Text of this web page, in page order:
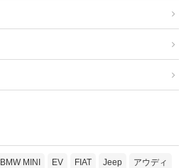
BMW MINI EV FIAT Jeep アウディ